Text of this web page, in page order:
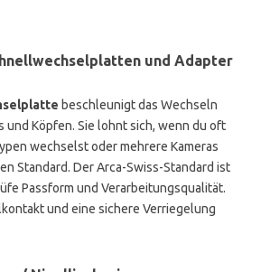
und Adapter
beschleunigt das Wechseln
und Köpfen. Sie lohnt sich, wenn du oft
wechselst oder mehrere Kameras
Standard. Der Arca-Swiss-Standard ist
Passform und Verarbeitungsqualität.
und eine sichere Verriegelung